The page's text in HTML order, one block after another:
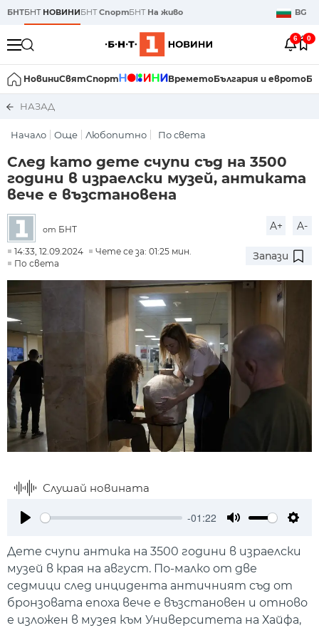
БНТБНТ НОВИНИБНТСпортБНТ На живо BG
6 0
НовиниСвятСпорт ВреметоБългария и еврото
НАЗАД
Начало Още Любопитно По света
След като дете счупи съд на 3500
години в израелски музей, антиката
вече е възстановена
от БНТ A+ A-
14:33, 12.09.2024
Чете се за: 01:25 мин.
По света
Запази
Слушай новината
-01:22
Дете счупи антика на 3500 години в израелски
музей в края на август. По-малко от две
седмици след инцидента античният съд от
бронзовата епоха вече е възстановен и отново
е изложен в музея към Университета на Хайфа,